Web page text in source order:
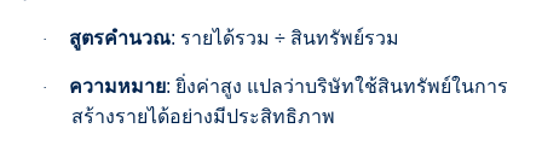
· สูตรคำนวณ: รายได้รวม÷ สินทรัพย์รวม
· ความหมาย:ยิ่งค่าสูง แปลว่าบริษัทใช้สินทรัพย์ในการ
สร้างรายได้อย่างมีประสิทธิภาพ